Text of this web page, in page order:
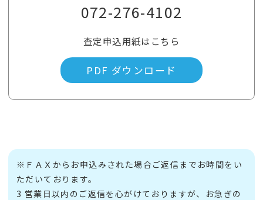
072-276-4102
査定申込用紙はこちら
PDF ダウンロード
※ＦＡＸからお申込みされた場合ご返信までお時間をい
ただいております。
3 営業日以内のご返信を心がけておりますが、お急ぎの